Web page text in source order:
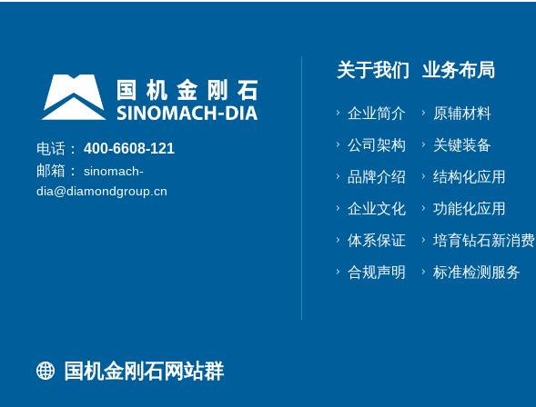
电话：
400-6608-121
邮箱：
sinomach-
dia@diamondgroup.cn
关于我们
企业简介
公司架构
品牌介绍
企业文化
体系保证
合规声明
业务布局
原辅材料
关键装备
结构化应用
功能化应用
培育钻石新消费
标准检测服务
国机金刚石网站群